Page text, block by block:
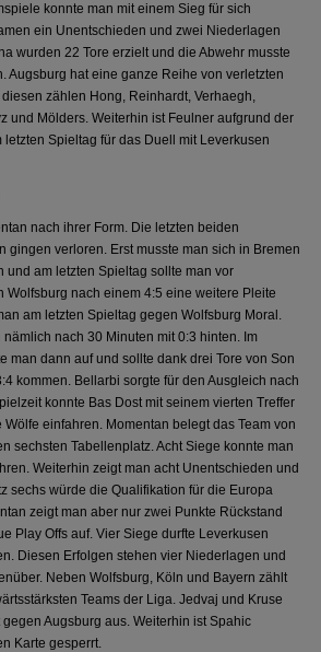
konnte man mit einem Sieg für sich
ein Unentschieden und zwei Niederlagen
wurden 22 Tore erzielt und die Abwehr musste
Augsburg hat eine ganze Reihe von verletzten
zählen Hong, Reinhardt, Verhaegh,
und Mölders. Weiterhin ist Feulner aufgrund der
letzten Spieltag für das Duell mit Leverkusen
nach ihrer Form. Die letzten beiden
gingen verloren. Erst musste man sich in Bremen
und am letzten Spieltag sollte man vor
Wolfsburg nach einem 4:5 eine weitere Pleite
am letzten Spieltag gegen Wolfsburg Moral.
nach 30 Minuten mit 0:3 hinten. Im
man dann auf und sollte dank drei Tore von Son
kommen. Bellarbi sorgte für den Ausgleich nach
konnte Bas Dost mit seinem vierten Treffer
einfahren. Momentan belegt das Team von
sechsten Tabellenplatz. Acht Siege konnte man
Weiterhin zeigt man acht Unentschieden und
sechs würde die Qualifikation für die Europa
zeigt man aber nur zwei Punkte Rückstand
Play Offs auf. Vier Siege durfte Leverkusen
Diesen Erfolgen stehen vier Niederlagen und
Neben Wolfsburg, Köln und Bayern zählt
Teams der Liga. Jedvaj und Kruse
Augsburg aus. Weiterhin ist Spahic
Karte gesperrt.